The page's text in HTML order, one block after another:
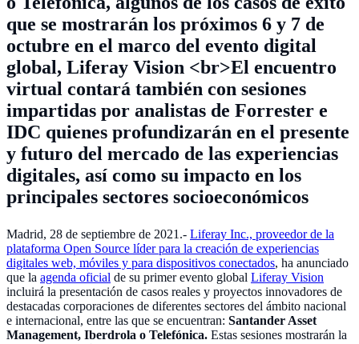
que se mostrarán los próximos 6 y 7 de
octubre en el marco del evento digital
global, Liferay Vision <br>El encuentro
virtual contará también con sesiones
impartidas por analistas de Forrester e
IDC quienes profundizarán en el presente
y futuro del mercado de las experiencias
digitales, así como su impacto en los
principales sectores socioeconómicos
Madrid, 28 de septiembre de 2021.- Liferay Inc., proveedor de la
plataforma Open Source líder para la creación de experiencias
digitales web, móviles y para dispositivos conectados, ha anunciado
que la agenda oficial de su primer evento global Liferay Vision
incluirá la presentación de casos reales y proyectos innovadores de
destacadas corporaciones de diferentes sectores del ámbito nacional
e internacional, entre las que se encuentran: Santander Asset
Management, Iberdrola o Telefónica. Estas sesiones mostrarán la